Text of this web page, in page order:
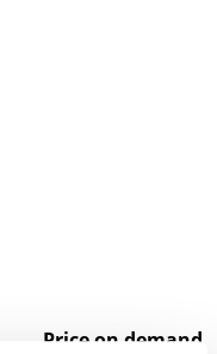
Price on demand